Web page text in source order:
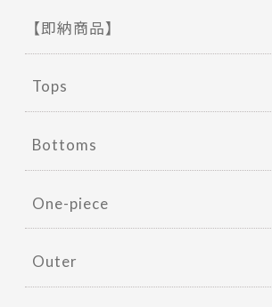
【即納商品】
Tops
Bottoms
One-piece
Outer